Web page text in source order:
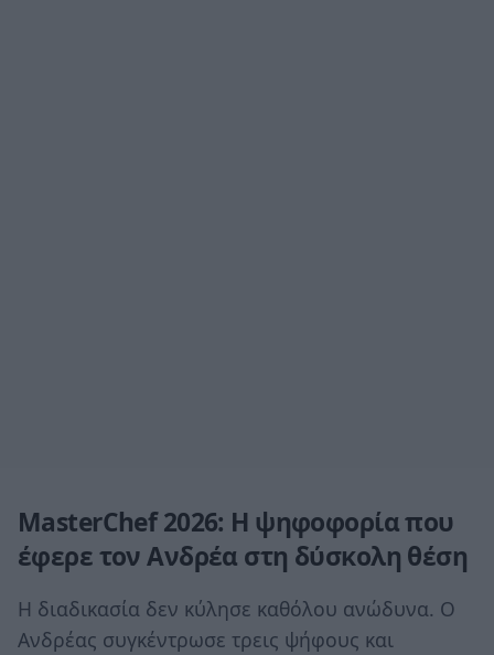
MasterChef 2026: Η ψηφοφορία που
έφερε τον Ανδρέα στη δύσκολη θέση
Η διαδικασία δεν κύλησε καθόλου ανώδυνα. Ο
Ανδρέας συγκέντρωσε τρεις ψήφους και